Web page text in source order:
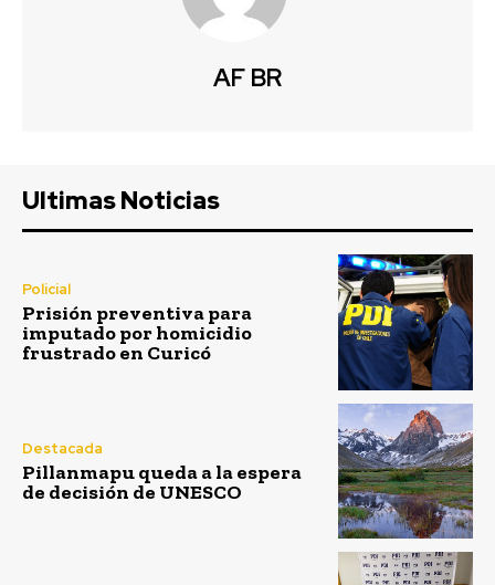
AF BR
Ultimas Noticias
Policial
Prisión preventiva para
imputado por homicidio
frustrado en Curicó
Destacada
Pillanmapu queda a la espera
de decisión de UNESCO